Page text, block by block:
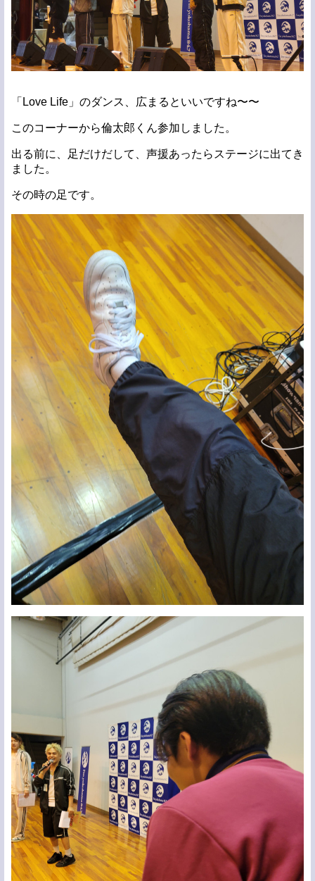
「Love Life」のダンス、広まるといいですね〜〜
このコーナーから倫太郎くん参加しました。
出る前に、足だけだして、声援あったらステージに出てき
ました。
その時の足です。